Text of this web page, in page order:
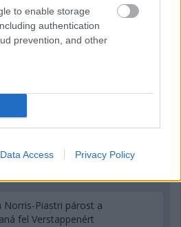
to enable storage
authentication
prevention, and other
Data Access Privacy Policy
Norris-Piastri párost a
fel Verstappenért